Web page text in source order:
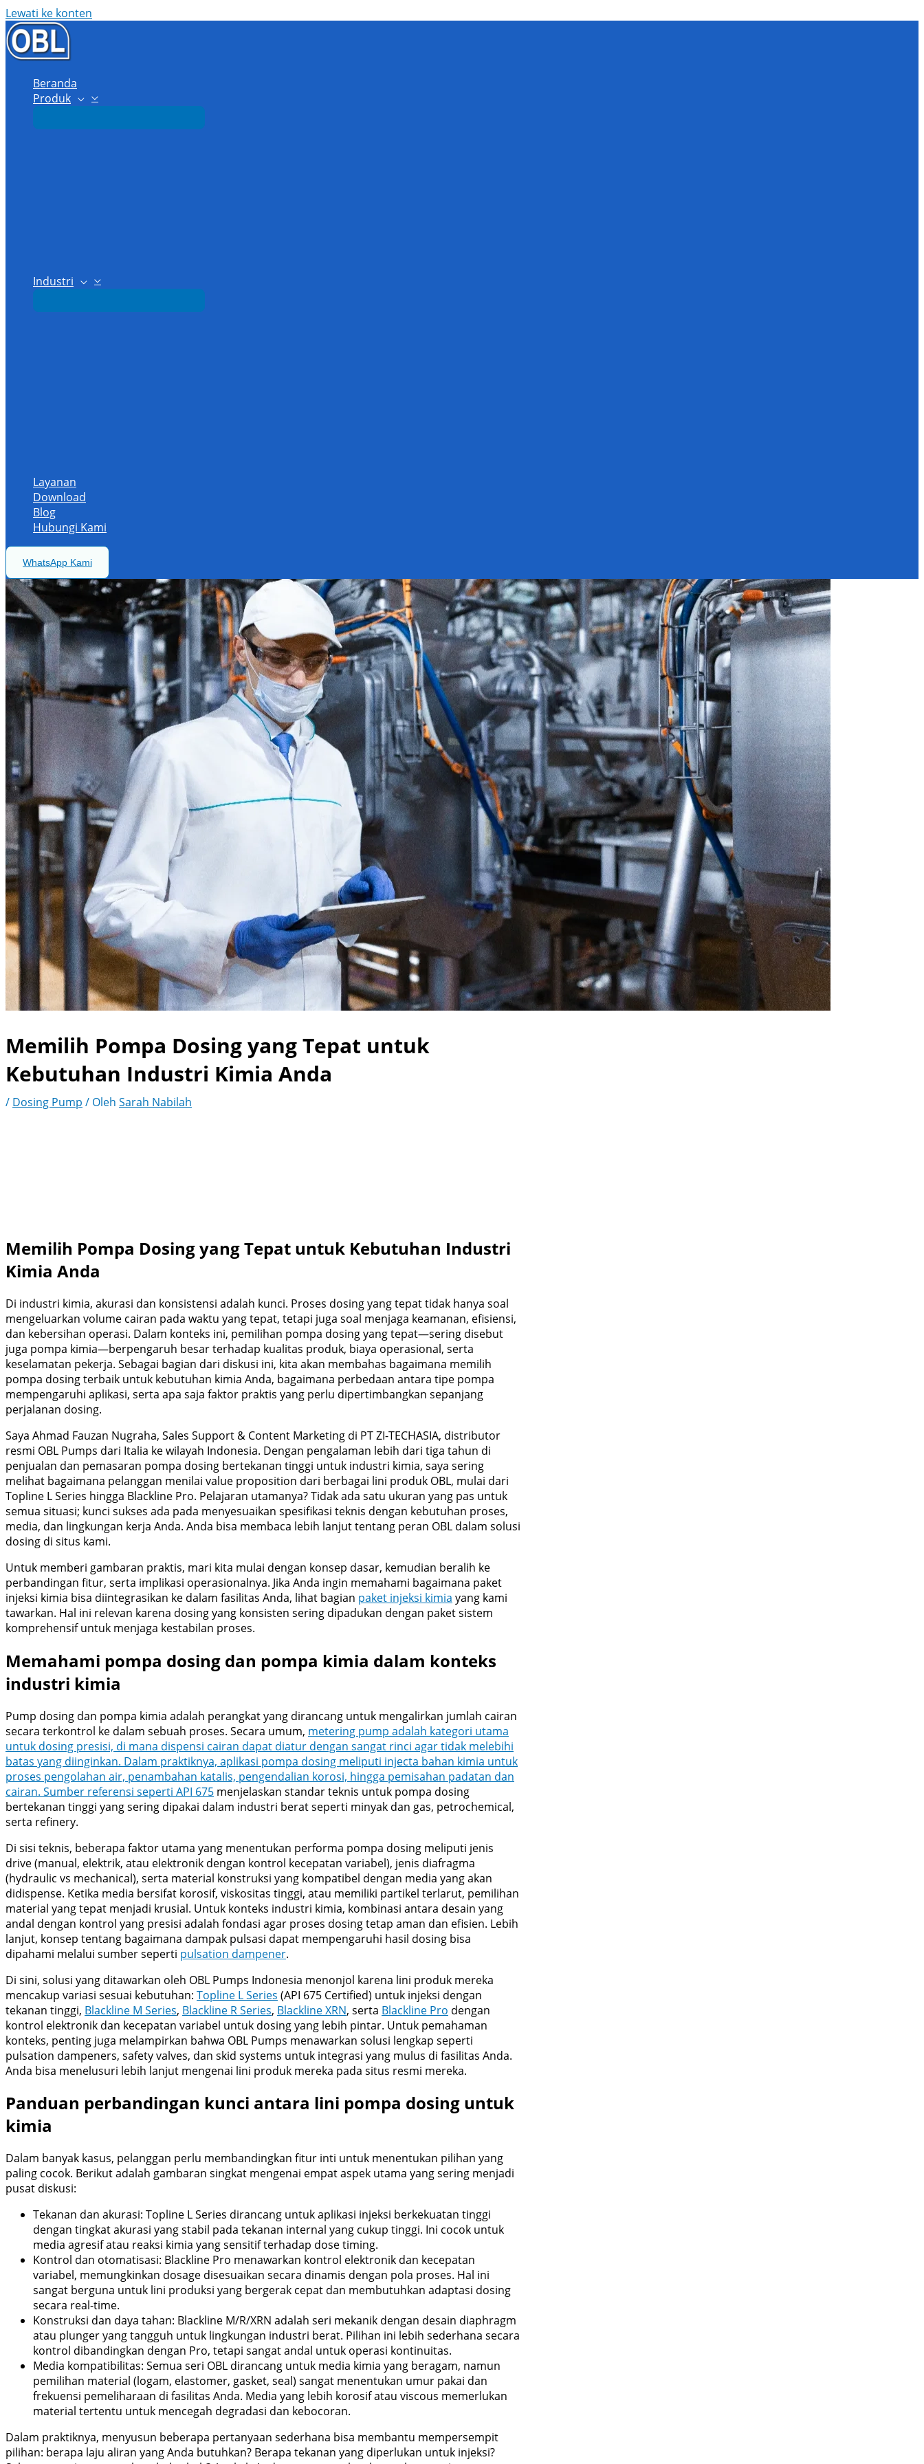
Lewati ke konten
Beranda
Produk
Industri
Layanan
Download
Blog
Hubungi Kami
WhatsApp Kami
Memilih Pompa Dosing yang Tepat untuk
Kebutuhan Industri Kimia Anda
/ Dosing Pump / Oleh Sarah Nabilah
Memilih Pompa Dosing yang Tepat untuk Kebutuhan Industri
Kimia Anda
Di industri kimia, akurasi dan konsistensi adalah kunci. Proses dosing yang tepat tidak hanya soal
mengeluarkan volume cairan pada waktu yang tepat, tetapi juga soal menjaga keamanan, efisiensi,
dan kebersihan operasi. Dalam konteks ini, pemilihan pompa dosing yang tepat—sering disebut
juga pompa kimia—berpengaruh besar terhadap kualitas produk, biaya operasional, serta
keselamatan pekerja. Sebagai bagian dari diskusi ini, kita akan membahas bagaimana memilih
pompa dosing terbaik untuk kebutuhan kimia Anda, bagaimana perbedaan antara tipe pompa
mempengaruhi aplikasi, serta apa saja faktor praktis yang perlu dipertimbangkan sepanjang
perjalanan dosing.
Saya Ahmad Fauzan Nugraha, Sales Support & Content Marketing di PT ZI-TECHASIA, distributor
resmi OBL Pumps dari Italia ke wilayah Indonesia. Dengan pengalaman lebih dari tiga tahun di
penjualan dan pemasaran pompa dosing bertekanan tinggi untuk industri kimia, saya sering
melihat bagaimana pelanggan menilai value proposition dari berbagai lini produk OBL, mulai dari
Topline L Series hingga Blackline Pro. Pelajaran utamanya? Tidak ada satu ukuran yang pas untuk
semua situasi; kunci sukses ada pada menyesuaikan spesifikasi teknis dengan kebutuhan proses,
media, dan lingkungan kerja Anda. Anda bisa membaca lebih lanjut tentang peran OBL dalam solusi
dosing di situs kami.
Untuk memberi gambaran praktis, mari kita mulai dengan konsep dasar, kemudian beralih ke
perbandingan fitur, serta implikasi operasionalnya. Jika Anda ingin memahami bagaimana paket
injeksi kimia bisa diintegrasikan ke dalam fasilitas Anda, lihat bagian paket injeksi kimia yang kami
tawarkan. Hal ini relevan karena dosing yang konsisten sering dipadukan dengan paket sistem
komprehensif untuk menjaga kestabilan proses.
Memahami pompa dosing dan pompa kimia dalam konteks
industri kimia
Pump dosing dan pompa kimia adalah perangkat yang dirancang untuk mengalirkan jumlah cairan
secara terkontrol ke dalam sebuah proses. Secara umum, metering pump adalah kategori utama
untuk dosing presisi, di mana dispensi cairan dapat diatur dengan sangat rinci agar tidak melebihi
batas yang diinginkan. Dalam praktiknya, aplikasi pompa dosing meliputi injecta bahan kimia untuk
proses pengolahan air, penambahan katalis, pengendalian korosi, hingga pemisahan padatan dan
cairan. Sumber referensi seperti API 675 menjelaskan standar teknis untuk pompa dosing
bertekanan tinggi yang sering dipakai dalam industri berat seperti minyak dan gas, petrochemical,
serta refinery.
Di sisi teknis, beberapa faktor utama yang menentukan performa pompa dosing meliputi jenis
drive (manual, elektrik, atau elektronik dengan kontrol kecepatan variabel), jenis diafragma
(hydraulic vs mechanical), serta material konstruksi yang kompatibel dengan media yang akan
didispense. Ketika media bersifat korosif, viskositas tinggi, atau memiliki partikel terlarut, pemilihan
material yang tepat menjadi krusial. Untuk konteks industri kimia, kombinasi antara desain yang
andal dengan kontrol yang presisi adalah fondasi agar proses dosing tetap aman dan efisien. Lebih
lanjut, konsep tentang bagaimana dampak pulsasi dapat mempengaruhi hasil dosing bisa
dipahami melalui sumber seperti pulsation dampener.
Di sini, solusi yang ditawarkan oleh OBL Pumps Indonesia menonjol karena lini produk mereka
mencakup variasi sesuai kebutuhan: Topline L Series (API 675 Certified) untuk injeksi dengan
tekanan tinggi, Blackline M Series, Blackline R Series, Blackline XRN, serta Blackline Pro dengan
kontrol elektronik dan kecepatan variabel untuk dosing yang lebih pintar. Untuk pemahaman
konteks, penting juga melampirkan bahwa OBL Pumps menawarkan solusi lengkap seperti
pulsation dampeners, safety valves, dan skid systems untuk integrasi yang mulus di fasilitas Anda.
Anda bisa menelusuri lebih lanjut mengenai lini produk mereka pada situs resmi mereka.
Panduan perbandingan kunci antara lini pompa dosing untuk
kimia
Dalam banyak kasus, pelanggan perlu membandingkan fitur inti untuk menentukan pilihan yang
paling cocok. Berikut adalah gambaran singkat mengenai empat aspek utama yang sering menjadi
pusat diskusi:
Tekanan dan akurasi: Topline L Series dirancang untuk aplikasi injeksi berkekuatan tinggi
dengan tingkat akurasi yang stabil pada tekanan internal yang cukup tinggi. Ini cocok untuk
media agresif atau reaksi kimia yang sensitif terhadap dose timing.
Kontrol dan otomatisasi: Blackline Pro menawarkan kontrol elektronik dan kecepatan
variabel, memungkinkan dosage disesuaikan secara dinamis dengan pola proses. Hal ini
sangat berguna untuk lini produksi yang bergerak cepat dan membutuhkan adaptasi dosing
secara real-time.
Konstruksi dan daya tahan: Blackline M/R/XRN adalah seri mekanik dengan desain diaphragm
atau plunger yang tangguh untuk lingkungan industri berat. Pilihan ini lebih sederhana secara
kontrol dibandingkan dengan Pro, tetapi sangat andal untuk operasi kontinuitas.
Media kompatibilitas: Semua seri OBL dirancang untuk media kimia yang beragam, namun
pemilihan material (logam, elastomer, gasket, seal) sangat menentukan umur pakai dan
frekuensi pemeliharaan di fasilitas Anda. Media yang lebih korosif atau viscous memerlukan
material tertentu untuk mencegah degradasi dan kebocoran.
Dalam praktiknya, menyusun beberapa pertanyaan sederhana bisa membantu mempersempit
pilihan: berapa laju aliran yang Anda butuhkan? Berapa tekanan yang diperlukan untuk injeksi?